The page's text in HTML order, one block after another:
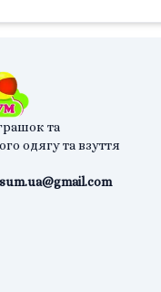
та
одягу та взуття